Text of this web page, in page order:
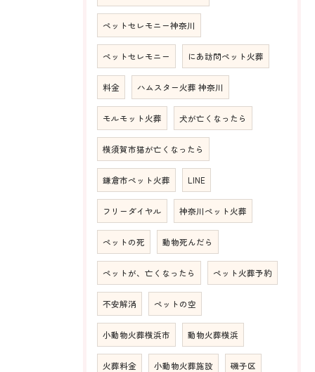
ペットセレモニー神奈川
ペットセレモニー にあ訪問ペット火葬
料金 ハムスター火葬 神奈川
モルモット火葬 犬が亡くなったら
横須賀市猫が亡くなったら
鎌倉市ペット火葬 LINE
フリーダイヤル 神奈川ペット火葬
ペットの死 動物死んだら
ペットが、亡くなったら ペット火葬予約
不安解消 ペットの空
小動物火葬横浜市 動物火葬横浜
火葬料金 小動物火葬施設 磯子区